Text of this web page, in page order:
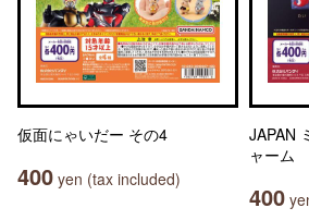
仮面にゃいだー その4
400 yen (tax included)
JAPAN
ャーム
400